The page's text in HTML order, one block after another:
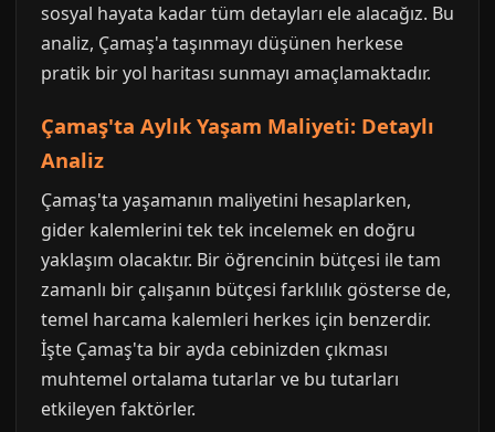
sosyal hayata kadar tüm detayları ele alacağız. Bu
analiz, Çamaş'a taşınmayı düşünen herkese
pratik bir yol haritası sunmayı amaçlamaktadır.
Çamaş'ta Aylık Yaşam Maliyeti: Detaylı
Analiz
Çamaş'ta yaşamanın maliyetini hesaplarken,
gider kalemlerini tek tek incelemek en doğru
yaklaşım olacaktır. Bir öğrencinin bütçesi ile tam
zamanlı bir çalışanın bütçesi farklılık gösterse de,
temel harcama kalemleri herkes için benzerdir.
İşte Çamaş'ta bir ayda cebinizden çıkması
muhtemel ortalama tutarlar ve bu tutarları
etkileyen faktörler.